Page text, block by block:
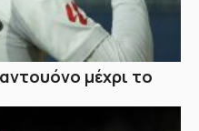
μέχρι το